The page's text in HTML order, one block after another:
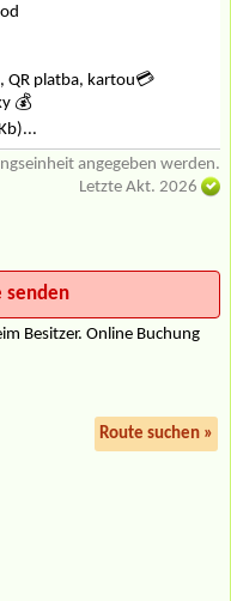
QR platba, kartou💳
💰
angegeben werden.
Letzte Akt. 2026
Besitzer. Online Buchung
Route suchen »